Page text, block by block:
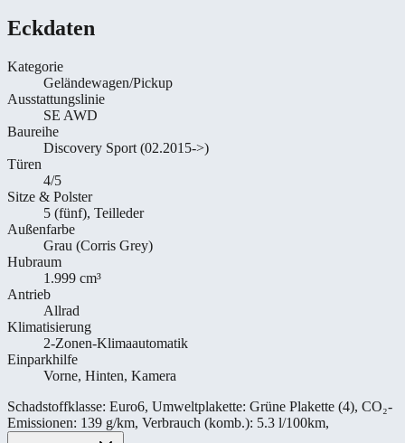
Eckdaten
Kategorie
Geländewagen/Pickup
Ausstattungslinie
SE AWD
Baureihe
Discovery Sport (02.2015->)
Türen
4/5
Sitze & Polster
5 (fünf), Teilleder
Außenfarbe
Grau (Corris Grey)
Hubraum
1.999 cm³
Antrieb
Allrad
Klimatisierung
2-Zonen-Klimaautomatik
Einparkhilfe
Vorne, Hinten, Kamera
Schadstoffklasse: Euro6, Umweltplakette: Grüne Plakette (4), CO₂-
Emissionen: 139 g/km, Verbrauch (komb.): 5.3 l/100km,